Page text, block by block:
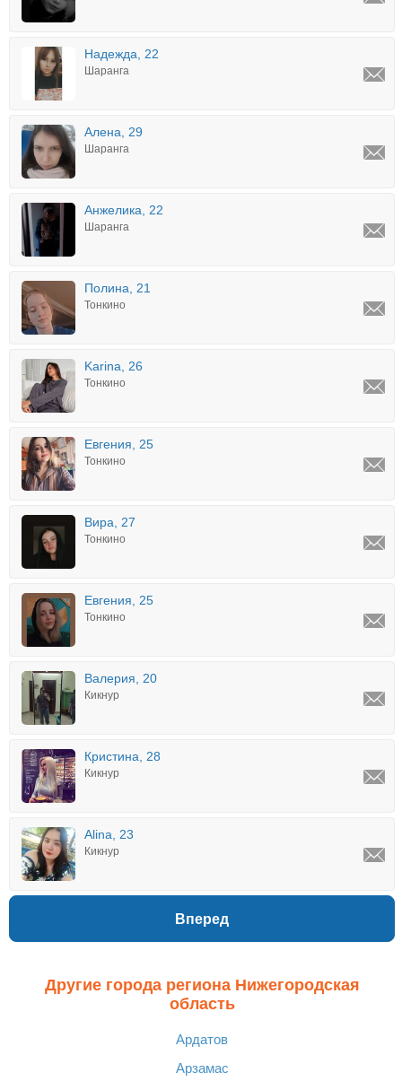
Надежда, 22
Шаранга
Алена, 29
Шаранга
Анжелика, 22
Шаранга
Полина, 21
Тонкино
Karina, 26
Тонкино
Евгения, 25
Тонкино
Вира, 27
Тонкино
Евгения, 25
Тонкино
Валерия, 20
Кикнур
Кристина, 28
Кикнур
Alina, 23
Кикнур
Вперед
Другие города региона Нижегородская
область
Ардатов
Арзамас